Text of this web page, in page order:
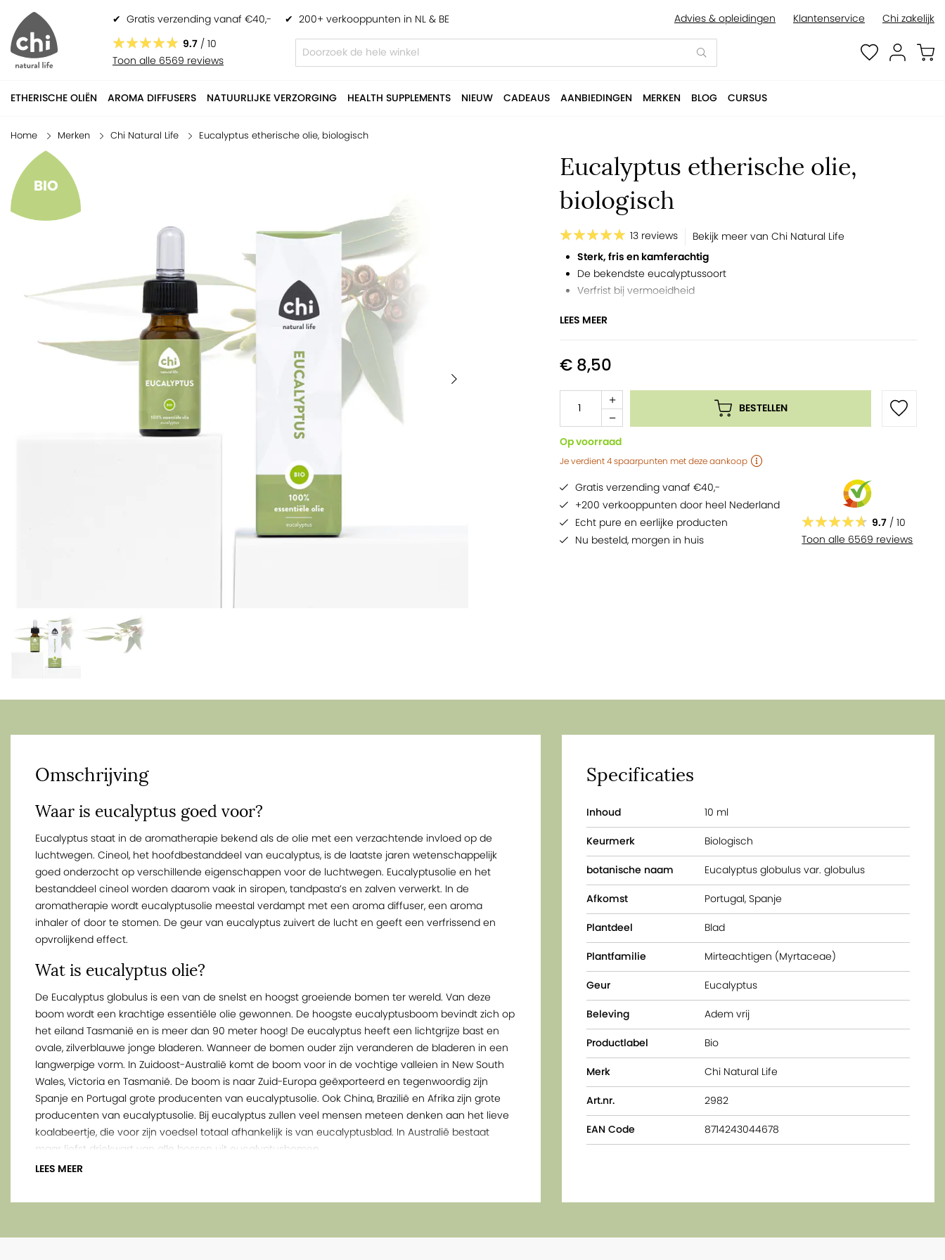
✔ Gratis verzending vanaf €40,- ✔ 200+ verkooppunten in NL & BE Advies & opleidingen Klantenservice
Chi zakelijk
9.7 / 10
Toon alle 6569 reviews
ETHERISCHE OLIËN AROMA DIFFUSERS NATUURLIJKE VERZORGING HEALTH SUPPLEMENTS NIEUW CADEAUS AANBIEDINGEN MERKEN BLOG CURSUS
Home Merken Chi Natural Life Eucalyptus etherische olie, biologisch
BIO
Eucalyptus etherische olie,
biologisch
13 reviews
Bekijk meer van Chi Natural Life
Sterk, fris en kamferachtig
De bekendste eucalyptussoort
Verfrist bij vermoeidheid
Smaakstof voor in de keuken
LEES MEER
Eucalyptus etherische olie, biologisch
€ 8,50
BESTELLEN
Op voorraad
Je verdient 4 spaarpunten met deze aankoop
Gratis verzending vanaf €40,-
+200 verkooppunten door heel Nederland
Echt pure en eerlijke producten
Nu besteld, morgen in huis
9.7 / 10
Toon alle 6569 reviews
Omschrijving
Waar is eucalyptus goed voor?
Eucalyptus staat in de aromatherapie bekend als de olie met een verzachtende invloed op de
luchtwegen. Cineol, het hoofdbestanddeel van eucalyptus, is de laatste jaren wetenschappelijk
goed onderzocht op verschillende eigenschappen voor de luchtwegen. Eucalyptusolie en het
bestanddeel cineol worden daarom vaak in siropen, tandpasta’s en zalven verwerkt. In de
aromatherapie wordt eucalyptusolie meestal verdampt met een aroma diffuser, een aroma
inhaler of door te stomen. De geur van eucalyptus zuivert de lucht en geeft een verfrissend en
opvrolijkend effect.
Wat is eucalyptus olie?
De Eucalyptus globulus is een van de snelst en hoogst groeiende bomen ter wereld. Van deze
boom wordt een krachtige essentiële olie gewonnen. De hoogste eucalyptusboom bevindt zich op
het eiland Tasmanië en is meer dan 90 meter hoog! De eucalyptus heeft een lichtgrijze bast en
ovale, zilverblauwe jonge bladeren. Wanneer de bomen ouder zijn veranderen de bladeren in een
langwerpige vorm. In Zuidoost-Australië komt de boom voor in de vochtige valleien in New South
Wales, Victoria en Tasmanië. De boom is naar Zuid-Europa geëxporteerd en tegenwoordig zijn
Spanje en Portugal grote producenten van eucalyptusolie. Ook China, Brazilië en Afrika zijn grote
producenten van eucalyptusolie. Bij eucalyptus zullen veel mensen meteen denken aan het lieve
koalabeertje, die voor zijn voedsel totaal afhankelijk is van eucalyptusblad. In Australië bestaat
maar liefst driekwart van alle bossen uit eucalyptusbomen.
De opbrengst aan essentiële olie is voor eucalyptus tussen 1,8% en 2%. Dat wil zeggen dat er
eucalyptusboom. De sterke, frisse kamferachtige olie is kleurloos tot lichtgeel. In de aromatherapie
LEES MEER
Specificaties
Inhoud 10 ml
Keurmerk Biologisch
botanische naam Eucalyptus globulus var. globulus
Afkomst Portugal, Spanje
Plantdeel Blad
Plantfamilie Mirteachtigen (Myrtaceae)
Geur Eucalyptus
Beleving Adem vrij
Productlabel Bio
Merk Chi Natural Life
Art.nr. 2982
EAN Code 8714243044678